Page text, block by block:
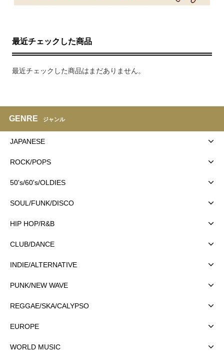
最近チェックした商品
最近チェックした商品はまだありません。
GENRE ジャンル
JAPANESE
ROCK/POPS
50's/60's/OLDIES
SOUL/FUNK/DISCO
HIP HOP/R&B
CLUB/DANCE
INDIE/ALTERNATIVE
PUNK/NEW WAVE
REGGAE/SKA/CALYPSO
EUROPE
WORLD MUSIC